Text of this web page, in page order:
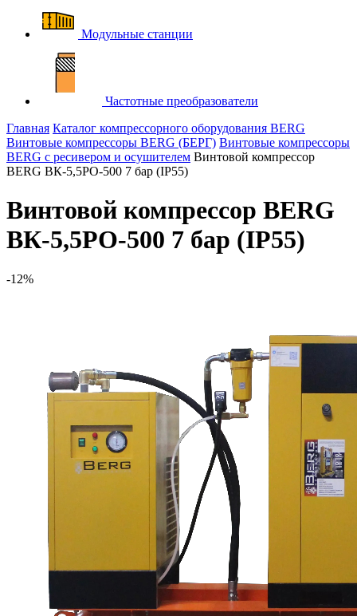
Модульные станции
Частотные преобразователи
Главная Каталог компрессорного оборудования BERG
Винтовые компрессоры BERG (БЕРГ) Винтовые компрессоры
BERG с ресивером и осушителем Винтовой компрессор
BERG ВК-5,5РО-500 7 бар (IP55)
Винтовой компрессор BERG
ВК-5,5РО-500 7 бар (IP55)
-12%